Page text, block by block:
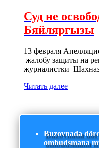
Суд не
Бяйляргызы
13 февраля
жалобу защиты на
журналистки
Читать далее
Buzovnada
ombudsmana